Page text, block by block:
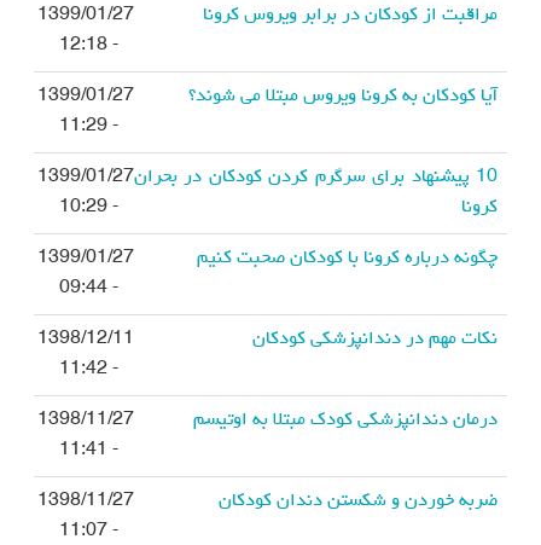
مراقبت از کودکان در برابر ویروس کرونا
1399/01/27
- 12:18
آیا کودکان به کرونا ویروس مبتلا می شوند؟
1399/01/27
- 11:29
10 پیشنهاد برای سرگرم کردن کودکان در بحران
کرونا
1399/01/27
- 10:29
چگونه درباره کرونا با کودکان صحبت کنیم
1399/01/27
- 09:44
نکات مهم در دندانپزشکی کودکان
1398/12/11
- 11:42
درمان دندانپزشکی کودک مبتلا به اوتیسم
1398/11/27
- 11:41
ضربه خوردن و شکستن دندان کودکان
1398/11/27
- 11:07